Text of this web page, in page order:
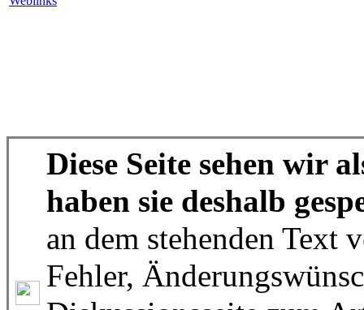
Diese Seite sehen wir
haben sie deshalb
an dem stehenden Text
Fehler,